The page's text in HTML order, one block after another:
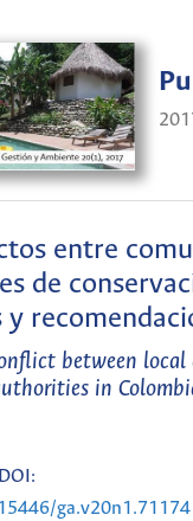
entre
de
y
between local
in
DOI:
ga.v20n1.71174